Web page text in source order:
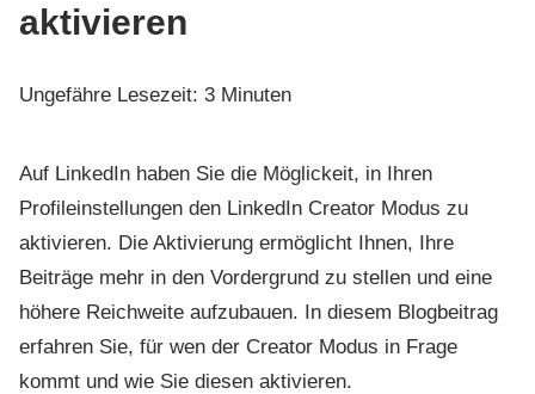
aktivieren
Ungefähre Lesezeit: 3 Minuten
Auf LinkedIn haben Sie die Möglickeit, in Ihren
Profileinstellungen den LinkedIn Creator Modus zu
aktivieren. Die Aktivierung ermöglicht Ihnen, Ihre
Beiträge mehr in den Vordergrund zu stellen und eine
höhere Reichweite aufzubauen. In diesem Blogbeitrag
erfahren Sie, für wen der Creator Modus in Frage
kommt und wie Sie diesen aktivieren.